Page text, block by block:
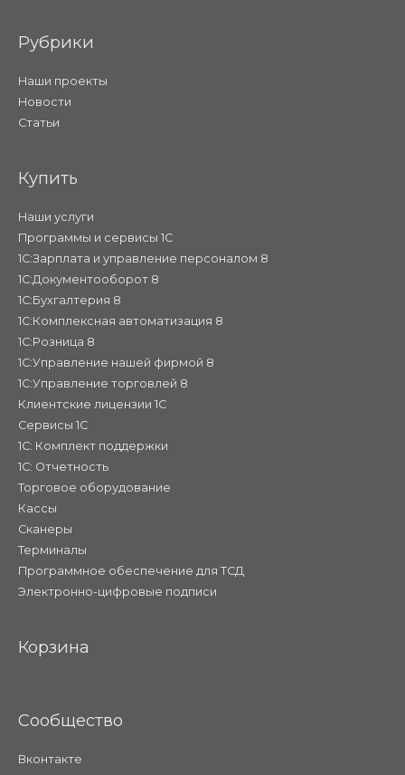
Рубрики
Наши проекты
Новости
Статьи
Купить
Наши услуги
Программы и сервисы 1С
1С:Зарплата и управление персоналом 8
1С:Документооборот 8
1С:Бухгалтерия 8
1С:Комплексная автоматизация 8
1С:Розница 8
1С:Управление нашей фирмой 8
1С:Управление торговлей 8
Клиентские лицензии 1С
Сервисы 1С
1С: Комплект поддержки
1С: Отчетность
Торговое оборудование
Кассы
Сканеры
Терминалы
Программное обеспечение для ТСД
Электронно-цифровые подписи
Корзина
Сообщество
Вконтакте